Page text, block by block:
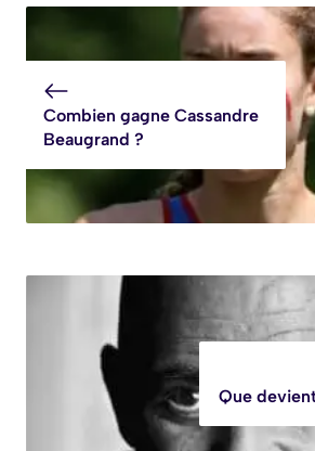
Combien gagne Cassandre
Beaugrand ?
Que